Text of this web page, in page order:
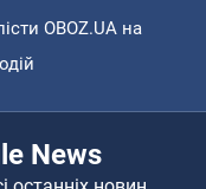
OBOZ.UA на
News